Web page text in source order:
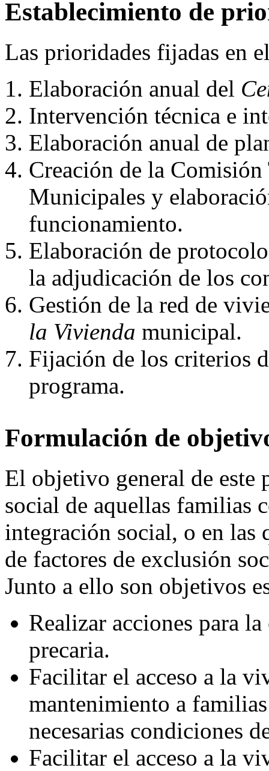
Establecimiento de
Las prioridades fijadas en
Elaboración anual del
Intervención técnica e
Elaboración anual de
Creación de la
Municipales y
funcionamiento.
Elaboración de
la adjudicación de los
Gestión de la red de
la Vivienda municipal.
Fijación de los criterios
programa.
Formulación de
El objetivo general de este
social de aquellas familias
integración social, o en las
de factores de exclusión
Junto a ello son objetivos
Realizar acciones para
precaria.
Facilitar el acceso a la
mantenimiento a
necesarias condiciones
Facilitar el acceso a la